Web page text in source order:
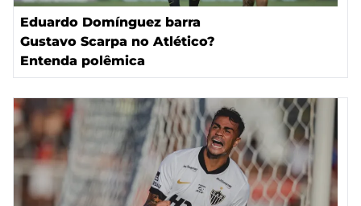
Eduardo Domínguez barra
Gustavo Scarpa no Atlético?
Entenda polêmica